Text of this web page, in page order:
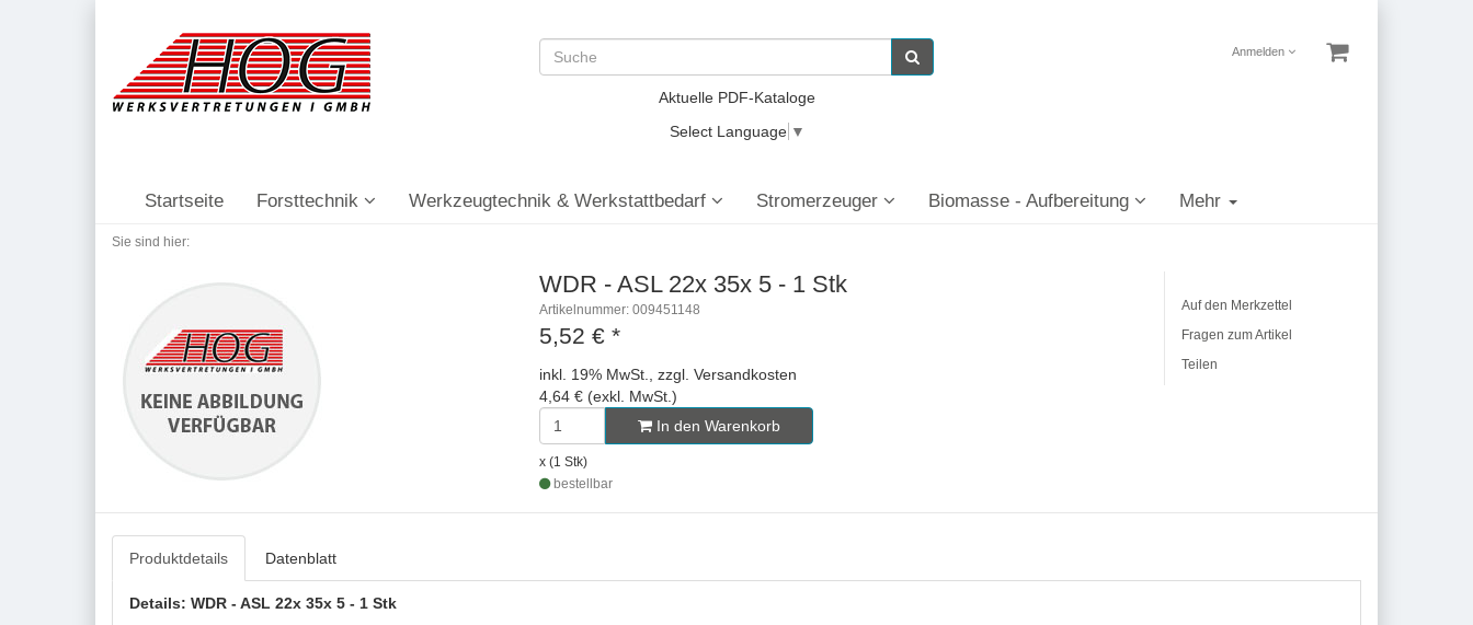
Anmelden
Aktuelle PDF-Kataloge
Select Language ▼
Startseite Forsttechnik Werkzeugtechnik & Werkstattbedarf Stromerzeuger Biomasse - Aufbereitung Mehr
Sie sind hier:
WDR - ASL 22x 35x 5 - 1 Stk
Artikelnummer: 009451148
5,52 € *
inkl. 19% MwSt., zzgl. Versandkosten
4,64 € (exkl. MwSt.)
In den Warenkorb
x (1 Stk)
bestellbar
Auf den Merkzettel
Fragen zum Artikel
Teilen
Produktdetails Datenblatt
Details: WDR - ASL 22x 35x 5 - 1 Stk